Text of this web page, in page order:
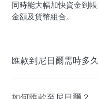
同時能大幅加快資金到
金額及貨幣組合。
匯款到尼日爾需時多